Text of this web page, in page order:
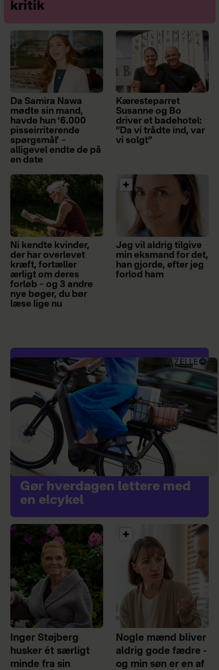
kritik
Da Samira Nawa
mødte sin mand,
havde hun ’6.000
pisseirriterende
spørgsmål’ –
alligevel endte de på
en date
Kæresteparret
Susanne og Bo
driver et badehotel:
”Da vi trådte ind, var
vi solgt”
Ni kendte kvinder,
der har overlevet
kræft, fortæller
ærligt om deres
forløb – og 3 andre
nye bøger, du bør
læse lige nu
Jeg vil aldrig tilgive
min eksmand for det,
han gjorde, efter jeg
forlod ham
Sponsoreret indhold
Gør hverdagen lettere med
en elcykel
Inger Støjberg
husker ét særligt
minde fra sin
Nogle mænd bliver
aldrig gode fædre -
og min søn er en af